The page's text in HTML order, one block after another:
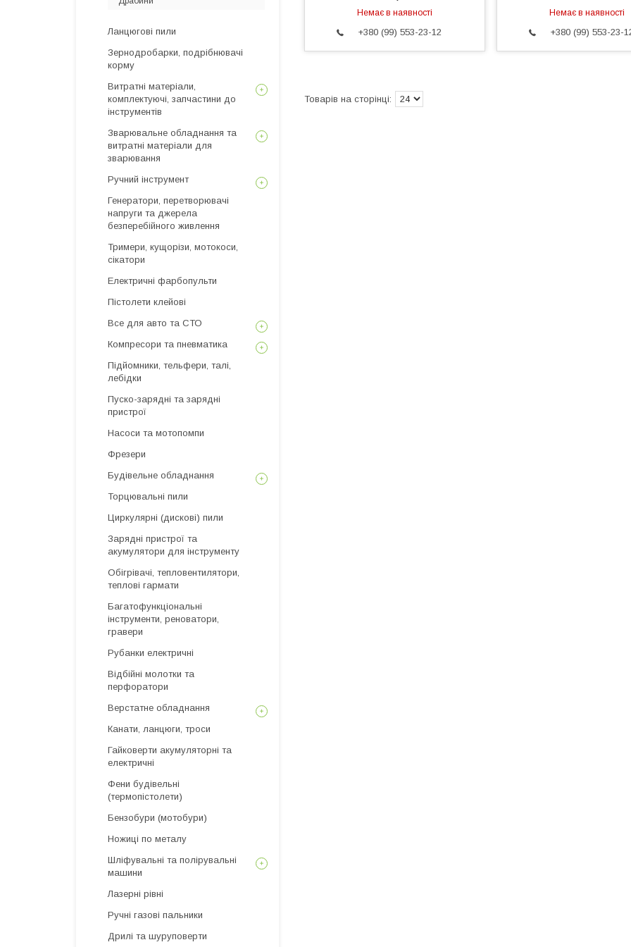
Немає в наявності
+380 (99) 553-23-12
Немає в наявності
+380 (99) 553-23-
Ланцюгові пили
Зернодробарки, подрібнювачі
корму
Витратні матеріали,
комплектуючі, запчастини до
інструментів
Зварювальне обладнання та
витратні матеріали для
зварювання
Ручний інструмент
Генератори, перетворювачі
напруги та джерела
безперебійного живлення
Тримери, кущорізи, мотокоси,
сікатори
Електричні фарбопульти
Пістолети клейові
Все для авто та СТО
Компресори та пневматика
Підйомники, тельфери, талі,
лебідки
Пуско-зарядні та зарядні
пристрої
Насоси та мотопомпи
Фрезери
Будівельне обладнання
Торцювальні пили
Циркулярні (дискові) пили
Зарядні пристрої та
акумулятори для інструменту
Обігрівачі, тепловентилятори,
теплові гармати
Багатофункціональні
інструменти, реноватори,
гравери
Рубанки електричні
Відбійні молотки та
перфоратори
Верстатне обладнання
Канати, ланцюги, троси
Гайковерти акумуляторні та
електричні
Фени будівельні
(термопістолети)
Бензобури (мотобури)
Ножиці по металу
Шліфувальні та полірувальні
машини
Лазерні рівні
Ручні газові пальники
Дрилі та шуруповерти